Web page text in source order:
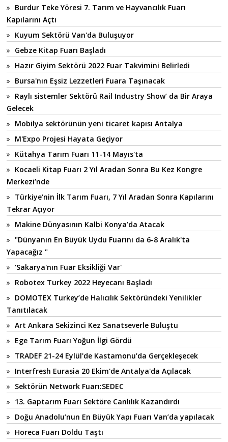
Burdur Teke Yöresi 7. Tarım ve Hayvancılık Fuarı
Kapılarını Açtı
Kuyum Sektörü Van'da Buluşuyor
Gebze Kitap Fuarı Başladı
Hazır Giyim Sektörü 2022 Fuar Takvimini Belirledi
Bursa'nın Eşsiz Lezzetleri Fuara Taşınacak
Raylı sistemler Sektörü Rail Industry Show’ da Bir Araya
Gelecek
Mobilya sektörünün yeni ticaret kapısı Antalya
M'Expo Projesi Hayata Geçiyor
Kütahya Tarım Fuarı 11-14 Mayıs'ta
Kocaeli Kitap Fuarı 2 Yıl Aradan Sonra Bu Kez Kongre
Merkezi’nde
Türkiye'nin İlk Tarım Fuarı, 7 Yıl Aradan Sonra Kapılarını
Tekrar Açıyor
Makine Dünyasının Kalbi Konya’da Atacak
"Dünyanın En Büyük Uydu Fuarını da 6-8 Aralık'ta
Yapacağız "
'Sakarya'nın Fuar Eksikliği Var'
Robotex Turkey 2022 Heyecanı Başladı
DOMOTEX Turkey’de Halıcılık Sektöründeki Yenilikler
Tanıtılacak
Art Ankara Sekizinci Kez Sanatseverle Buluştu
Ege Tarım Fuarı Yoğun İlgi Gördü
TRADEF 21-24 Eylül'de Kastamonu’da Gerçekleşecek
Interfresh Eurasia 20 Ekim'de Antalya'da Açılacak
Sektörün Network Fuarı:SEDEC
13. Gaptarım Fuarı Sektöre Canlılık Kazandırdı
Doğu Anadolu’nun En Büyük Yapı Fuarı Van’da yapılacak
Horeca Fuarı Doldu Taştı